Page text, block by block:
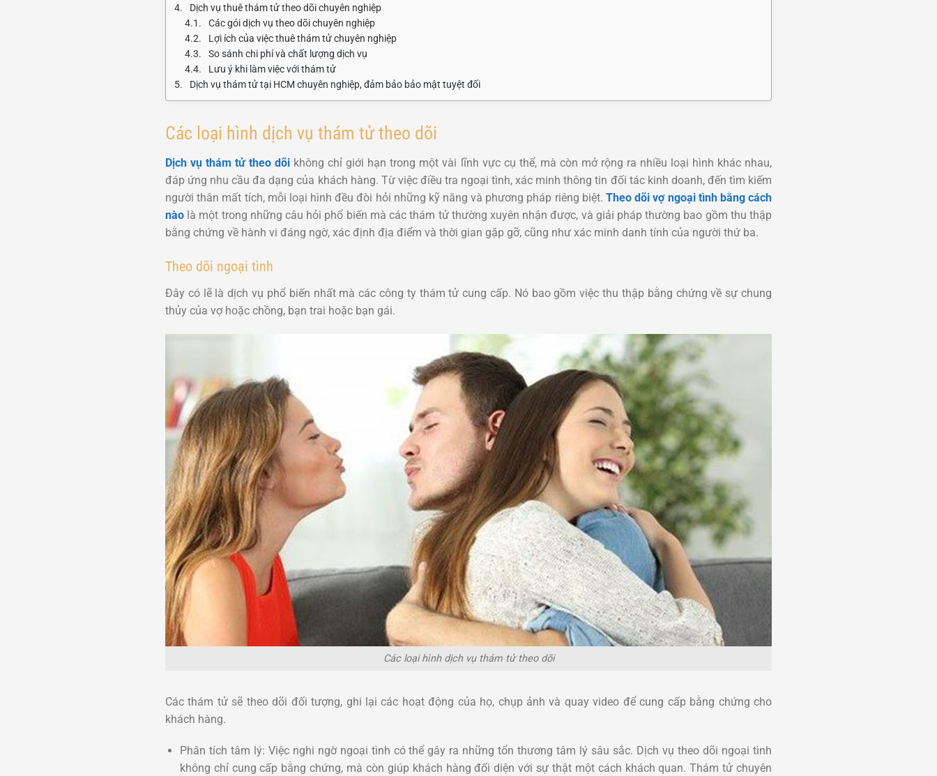
Dịch vụ thuê thám tử theo dõi chuyên nghiệp
Các gói dịch vụ theo dõi chuyên nghiệp
Lợi ích của việc thuê thám tử chuyên nghiệp
So sánh chi phí và chất lượng dịch vụ
Lưu ý khi làm việc với thám tử
Dịch vụ thám tử tại HCM chuyên nghiệp, đảm bảo bảo mật tuyệt đối
Các loại hình dịch vụ thám tử theo dõi
Dịch vụ thám tử theo dõi không chỉ giới hạn trong một vài lĩnh vực cụ thể, mà còn mở rộng ra nhiều loại hình khác nhau,
đáp ứng nhu cầu đa dạng của khách hàng. Từ việc điều tra ngoại tình, xác minh thông tin đối tác kinh doanh, đến tìm kiếm
người thân mất tích, mỗi loại hình đều đòi hỏi những kỹ năng và phương pháp riêng biệt. Theo dõi vợ ngoại tình bằng cách
nào là một trong những câu hỏi phổ biến mà các thám tử thường xuyên nhận được, và giải pháp thường bao gồm thu thập
bằng chứng về hành vi đáng ngờ, xác định địa điểm và thời gian gặp gỡ, cũng như xác minh danh tính của người thứ ba.
Theo dõi ngoại tình
Đây có lẽ là dịch vụ phổ biến nhất mà các công ty thám tử cung cấp. Nó bao gồm việc thu thập bằng chứng về sự chung
thủy của vợ hoặc chồng, bạn trai hoặc bạn gái.
Các loại hình dịch vụ thám tử theo dõi
Các thám tử sẽ theo dõi đối tượng, ghi lại các hoạt động của họ, chụp ảnh và quay video để cung cấp bằng chứng cho
khách hàng.
Phân tích tâm lý: Việc nghi ngờ ngoại tình có thể gây ra những tổn thương tâm lý sâu sắc. Dịch vụ theo dõi ngoại tình
không chỉ cung cấp bằng chứng, mà còn giúp khách hàng đối diện với sự thật một cách khách quan. Thám tử chuyên